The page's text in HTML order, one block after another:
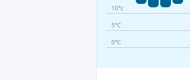
10°c
5°C
0°C